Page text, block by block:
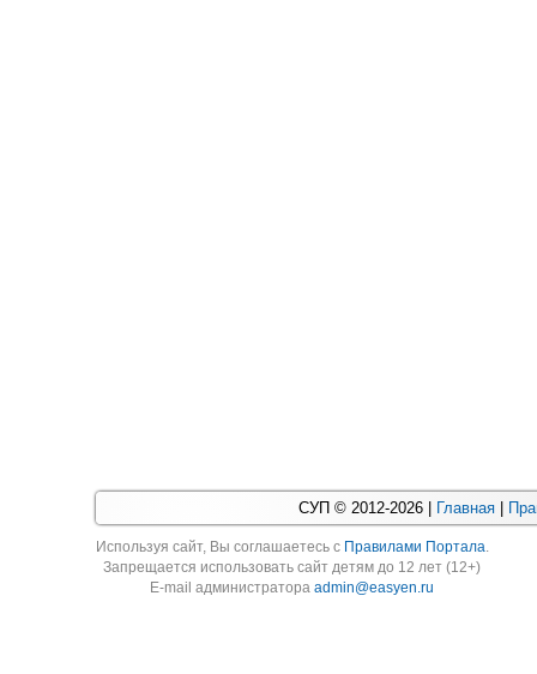
СУП © 2012-2026 | Главная
Используя cайт, Вы соглашаетесь с Правилами Портала.
Запрещается использовать сайт детям до 12 лет (12+)
E-mail администратораadmin@easyen.ru